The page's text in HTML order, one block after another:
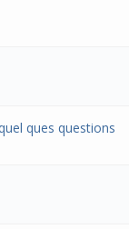
ques questions